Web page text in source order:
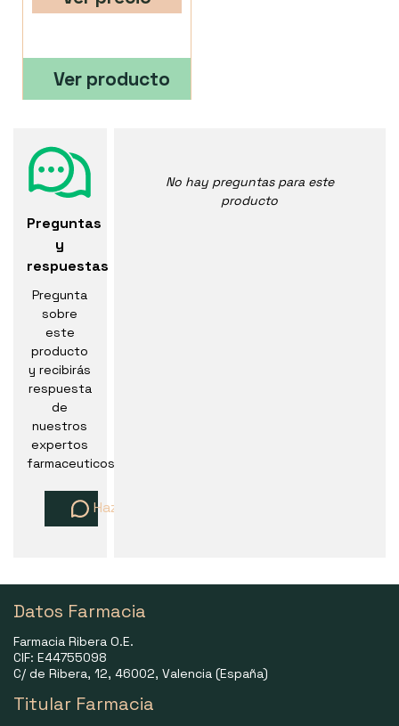
Ver producto
Preguntas
y
respuestas
Pregunta
sobre
este
producto
y recibirás
respuesta
de
nuestros
expertos
farmaceuticos
Haz una pregunta
No hay preguntas para este
producto
Datos Farmacia
Farmacia Ribera O.E.
CIF: E44755098
C/ de Ribera, 12, 46002, Valencia (España)
Titular Farmacia